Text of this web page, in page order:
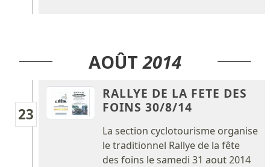
AOÛT 2014
23
RALLYE DE LA FETE DES
FOINS 30/8/14
La section cyclotourisme organise
le traditionnel Rallye de la fête
des foins le samedi 31 aout 2014